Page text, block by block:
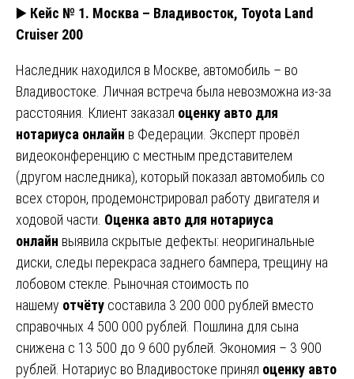
▶️ Кейс № 1. Москва – Владивосток, Toyota Land
Cruiser 200
Наследник находился в Москве, автомобиль – во
Владивостоке. Личная встреча была невозможна из-за
расстояния. Клиент заказал оценку авто для
нотариуса онлайн в Федерации. Эксперт провёл
видеоконференцию с местным представителем
(другом наследника), который показал автомобиль со
всех сторон, продемонстрировал работу двигателя и
ходовой части. Оценка авто для нотариуса
онлайн выявила скрытые дефекты: неоригинальные
диски, следы перекраса заднего бампера, трещину на
лобовом стекле. Рыночная стоимость по
нашему отчёту составила 3 200 000 рублей вместо
справочных 4 500 000 рублей. Пошлина для сына
снижена с 13 500 до 9 600 рублей. Экономия – 3 900
рублей. Нотариус во Владивостоке принял оценку авто